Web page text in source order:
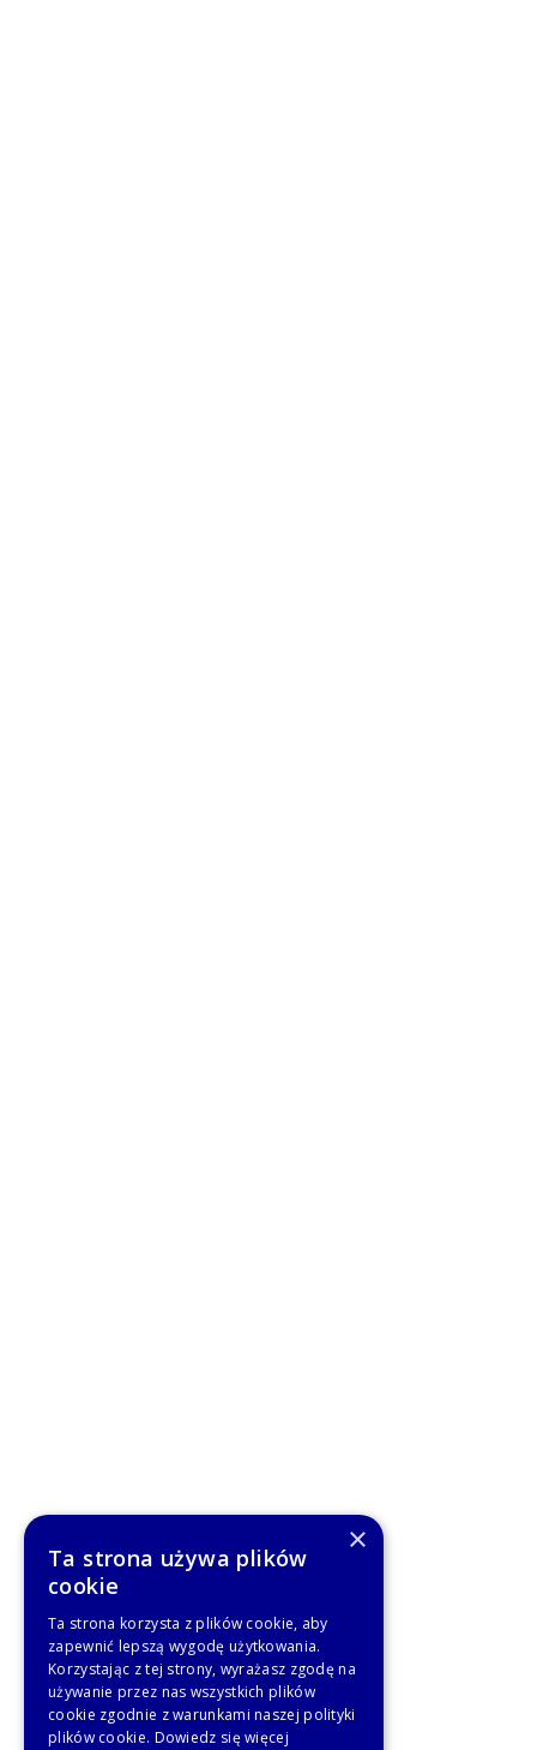
×
Ta strona używa plików
cookie
Ta strona korzysta z plików cookie, aby
zapewnić lepszą wygodę użytkowania.
Korzystając z tej strony, wyrażasz zgodę na
używanie przez nas wszystkich plików
cookie zgodnie z warunkami naszej polityki
plików cookie. Dowiedz się więcej